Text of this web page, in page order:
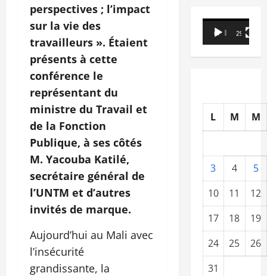
perspectives ; l’impact
sur la vie des
travailleurs ». Étaient
présents à cette
conférence le
représentant du
ministre du Travail et
de la Fonction
Publique, à ses côtés
M. Yacouba Katilé,
secrétaire général de
l’UNTM et d’autres
invités de marque.
Aujourd’hui au Mali avec
l’insécurité
grandissante, la
Lecteur
vidéo
00:00 29:21
L M M
3 4
5
10
11
12
17
18
19
24
25
26
31